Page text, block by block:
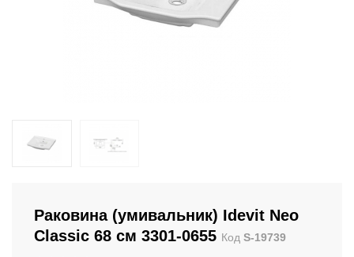
Раковина (умивальник) Idevit Neo
Classic 68 см 3301-0655 Код S-19739